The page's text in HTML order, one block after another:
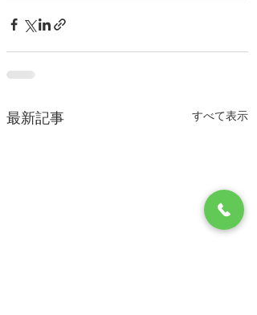
最新記事 すべて表示